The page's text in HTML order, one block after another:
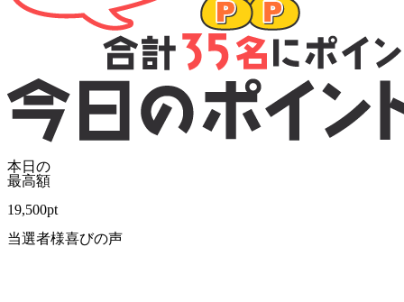
本日の
最高額
19,500pt
当選者様喜びの声